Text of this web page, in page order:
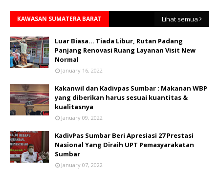
KAWASAN SUMATERA BARAT Lihat semua
Luar Biasa... Tiada Libur, Rutan Padang
Panjang Renovasi Ruang Layanan Visit New
Normal
January 16, 2022
Kakanwil dan Kadivpas Sumbar : Makanan WBP
yang diberikan harus sesuai kuantitas &
kualitasnya
January 09, 2022
KadivPas Sumbar Beri Apresiasi 27 Prestasi
Nasional Yang Diraih UPT Pemasyarakatan
Sumbar
January 07, 2022